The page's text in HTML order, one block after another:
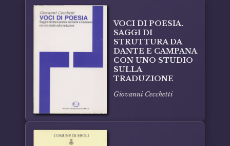
VOCI DI POESIA.
SAGGI DI
STRUTTURA DA
DANTE E CAMPANA
CON UNO STUDIO
SULLA
TRADUZIONE
Giovanni Cecchetti